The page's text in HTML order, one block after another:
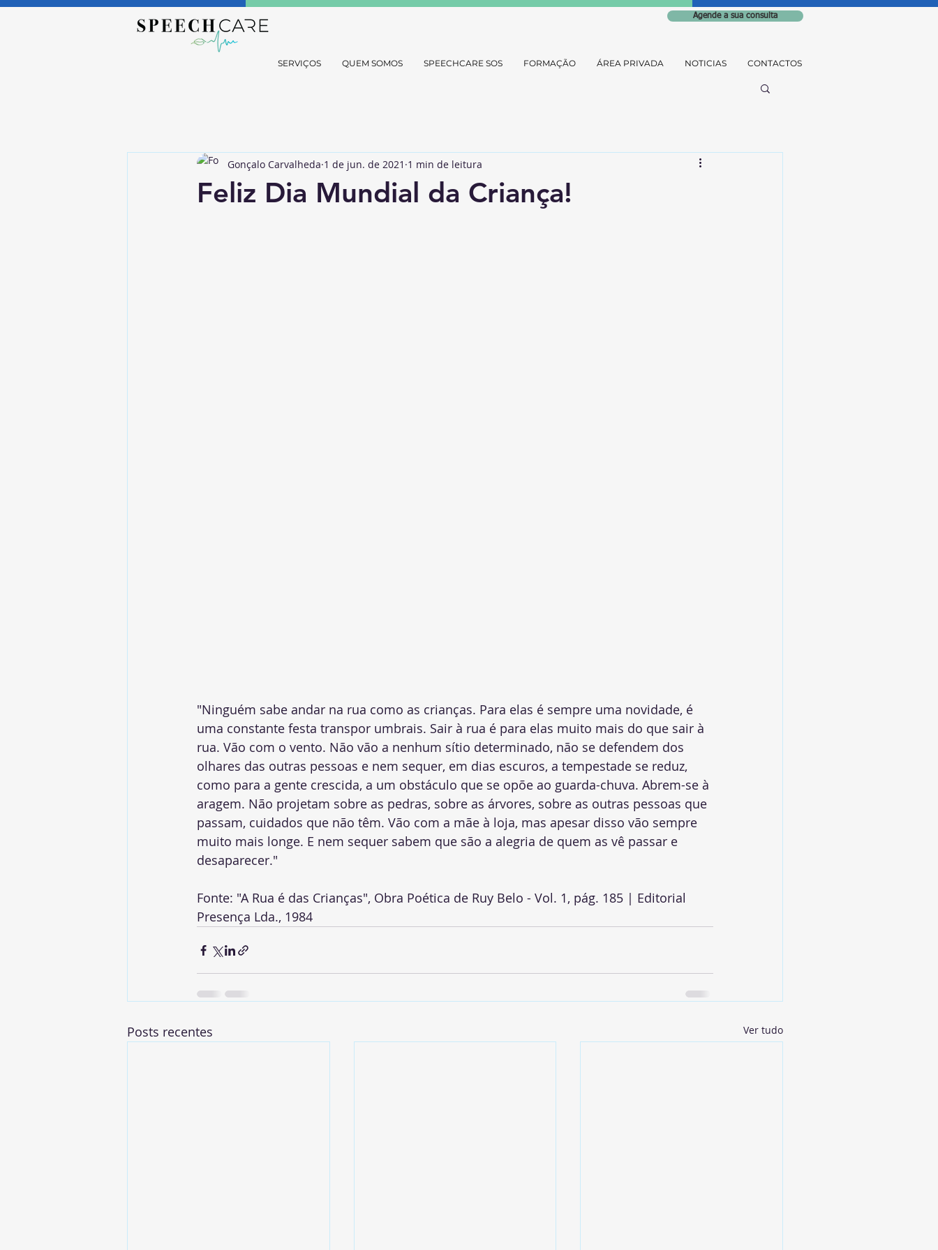
Agende a sua consulta
SERVIÇOS QUEM SOMOS SPEECHCARE SOS FORMAÇÃO ÁREA PRIVADA NOTICIAS CONTACTOS
Feliz Dia Mundial da Criança!
Gonçalo Carvalheda 1 de jun. de 2021 1 min de leitura
"Ninguém sabe andar na rua como as crianças. Para elas é sempre uma novidade, é
uma constante festa transpor umbrais. Sair à rua é para elas muito mais do que sair à
rua. Vão com o vento. Não vão a nenhum sítio determinado, não se defendem dos
olhares das outras pessoas e nem sequer, em dias escuros, a tempestade se reduz,
como para a gente crescida, a um obstáculo que se opõe ao guarda-chuva. Abrem-se à
aragem. Não projetam sobre as pedras, sobre as árvores, sobre as outras pessoas que
passam, cuidados que não têm. Vão com a mãe à loja, mas apesar disso vão sempre
muito mais longe. E nem sequer sabem que são a alegria de quem as vê passar e
desaparecer."
Fonte: "A Rua é das Crianças", Obra Poética de Ruy Belo - Vol. 1, pág. 185 | Editorial
Presença Lda., 1984
Posts recentes Ver tudo